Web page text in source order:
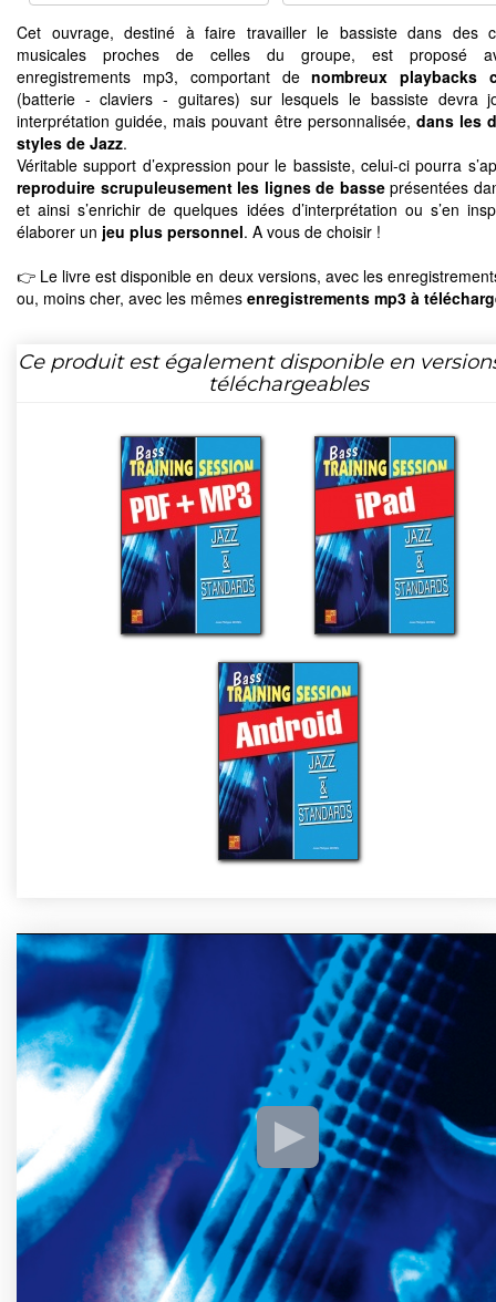
Cet ouvrage, destiné à faire travailler le bassiste dans des
musicales proches de celles du groupe, est proposé
enregistrements mp3, comportant denombreux playbacks
(batterie - claviers - guitares) sur lesquels le bassiste devra
interprétation guidée, mais pouvant être personnalisée, dans les
styles de Jazz.
Véritable support d’expression pour le bassiste, celui-ci pourra
reproduire scrupuleusement les lignes de basseprésentées
et ainsi s’enrichir de quelques idées d’interprétation ou s’en
élaborer un jeu plus personnel. A vous de choisir !
👉 Le livre est disponible en deux versions, avec les
ou, moins cher, avec les mêmes enregistrements mp3 à
Ce produit est également disponible en
téléchargeables